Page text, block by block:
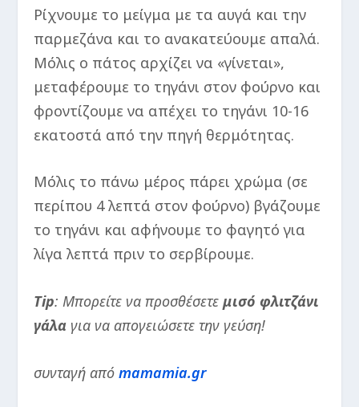
Ρίχνουμε το μείγμα με τα αυγά και την
παρμεζάνα και το ανακατεύουμε απαλά.
Μόλις ο πάτος αρχίζει να «γίνεται»,
μεταφέρουμε το τηγάνι στον φούρνο και
φροντίζουμε να απέχει το τηγάνι 10-16
εκατοστά από την πηγή θερμότητας.
Μόλις το πάνω μέρος πάρει χρώμα (σε
περίπου 4 λεπτά στον φούρνο) βγάζουμε
το τηγάνι και αφήνουμε το φαγητό για
λίγα λεπτά πριν το σερβίρουμε.
Tip: Μπορείτε να προσθέσετεμισό φλιτζάνι
γάλα για να απογειώσετε την γεύση!
συνταγή απόmamamia.gr